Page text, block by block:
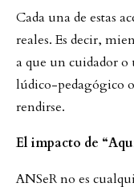
Cada una de estas
reales. Es decir,
a que un cuidador o
lúdico-pedagógico
rendirse.
El impacto de
ANSeR no es